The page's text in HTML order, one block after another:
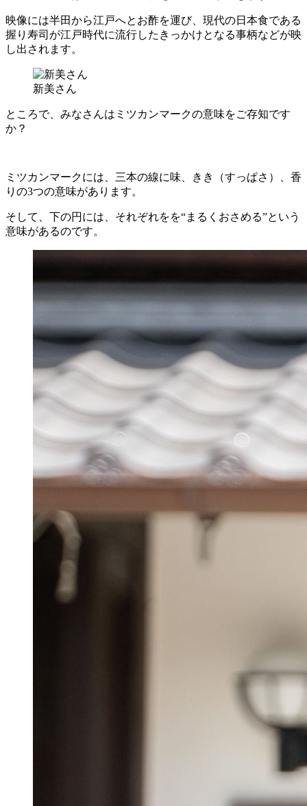
映像には半田から江戸へとお酢を運び、現代の日本食である
握り寿司が江戸時代に流行したきっかけとなる事柄などが映
し出されます。
新美さん
ところで、みなさんはミツカンマークの意味をご存知です
か？
ミツカンマークには、三本の線に味、きき（すっぱさ）、香
りの3つの意味があります。
そして、下の円には、それぞれをを“まるくおさめる”という
意味があるのです。